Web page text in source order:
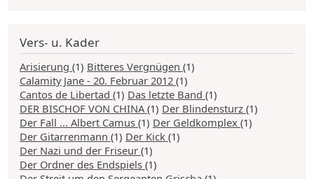
Vers- u. Kader
Arisierung (1) Bitteres Vergnügen (1)
Calamity Jane - 20. Februar 2012 (1)
Cantos de Libertad (1) Das letzte Band (1)
DER BISCHOF VON CHINA(1) Der Blindensturz (1)
Der Fall ... Albert Camus (1) Der Geldkomplex (1)
Der Gitarrenmann (1) Der Kick (1)
Der Nazi und der Friseur (1)
Der Ordner des Endspiels (1)